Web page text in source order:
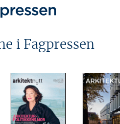
i Fagpressen